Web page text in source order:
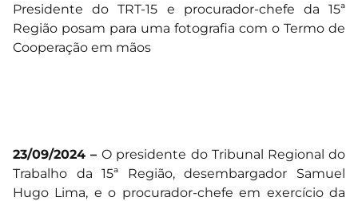
Presidente do TRT-15 e procurador-chefe da 15ª
Região posam para uma fotografia com o Termo de
Cooperação em mãos
23/09/2024 –O presidente do Tribunal Regional do
Trabalho da 15ª Região, desembargador Samuel
Hugo Lima, e o procurador-chefe em exercício da